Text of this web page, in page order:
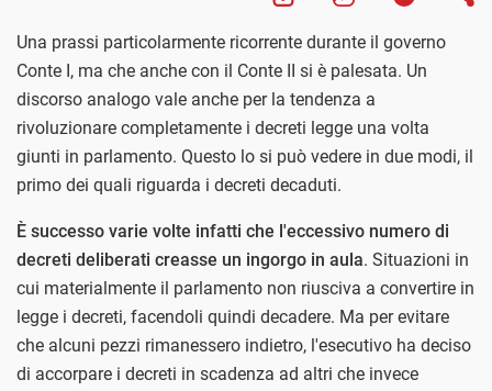
Una prassi particolarmente ricorrente durante il governo
Conte I, ma che anche con il Conte II si è palesata. Un
discorso analogo vale anche per la tendenza a
rivoluzionare completamente i decreti legge una volta
giunti in parlamento. Questo lo si può vedere in due modi, il
primo dei quali riguarda i decreti decaduti.
È successo varie volte infatti che l'eccessivo numero di
decreti deliberati creasse un ingorgo in aula. Situazioni in
cui materialmente il parlamento non riusciva a convertire in
legge i decreti, facendoli quindi decadere. Ma per evitare
che alcuni pezzi rimanessero indietro, l'esecutivo ha deciso
di accorpare i decreti in scadenza ad altri che invece